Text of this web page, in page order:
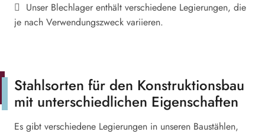
Unser Blechlager enthält verschiedene Legierungen, die
je nach Verwendungszweck variieren.
Stahlsorten für den Konstruktionsbau
mit unterschiedlichen Eigenschaften
Es gibt verschiedene Legierungen in unseren Baustählen,